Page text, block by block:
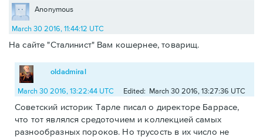
Anonymous
March 30 2016, 11:44:12 UTC
На сайте "Сталинист" Вам кошернее, товарищ.
oldadmiral
March 30 2016, 13:22:44 UTC Edited: March 30 2016, 13:27:36 UTC
Советский историк Тарле писал о директоре Баррасе,
что тот являлся средоточием и коллекцией самых
разнообразных пороков. Но трусость в их число не